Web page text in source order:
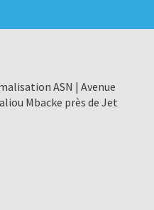
ASN | Avenue
Mbacke près de Jet